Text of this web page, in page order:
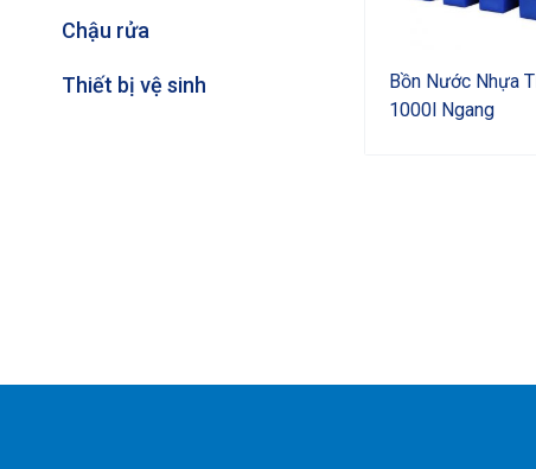
Chậu rửa
Thiết bị vệ sinh
Bồn Nước Nhựa
1000l Ngang